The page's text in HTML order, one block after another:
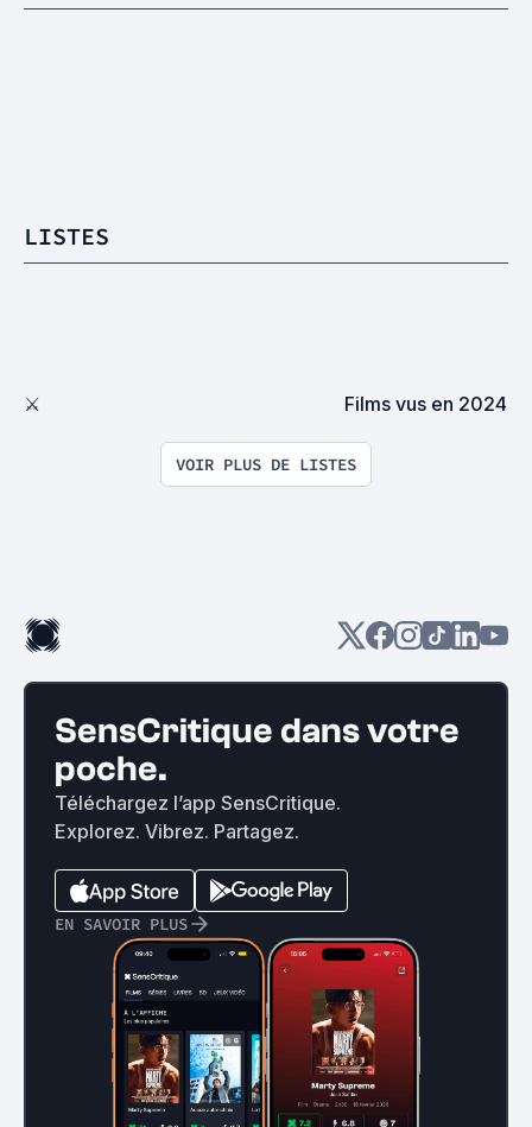
LISTES
⚔ Films vus en 2024
VOIR PLUS DE LISTES
SensCritique dans votre
poche.
Téléchargez l’app SensCritique.
Explorez. Vibrez. Partagez.
EN SAVOIR PLUS